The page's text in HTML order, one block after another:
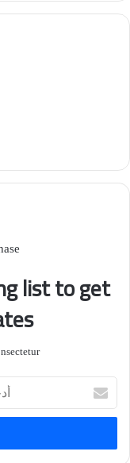
list to get
بريدك
الإلكتروني